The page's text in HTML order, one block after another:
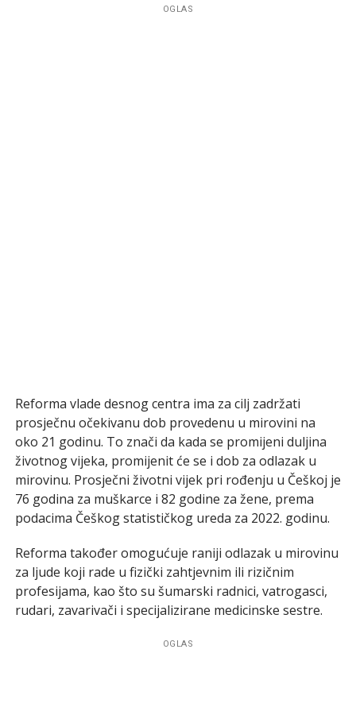
OGLAS
Reforma vlade desnog centra ima za cilj zadržati
prosječnu očekivanu dob provedenu u mirovini na
oko 21 godinu. To znači da kada se promijeni duljina
životnog vijeka, promijenit će se i dob za odlazak u
mirovinu. Prosječni životni vijek pri rođenju u Češkoj je
76 godina za muškarce i 82 godine za žene, prema
podacima Češkog statističkog ureda za 2022. godinu.
Reforma također omogućuje raniji odlazak u mirovinu
za ljude koji rade u fizički zahtjevnim ili rizičnim
profesijama, kao što su šumarski radnici, vatrogasci,
rudari, zavarivači i specijalizirane medicinske sestre.
OGLAS